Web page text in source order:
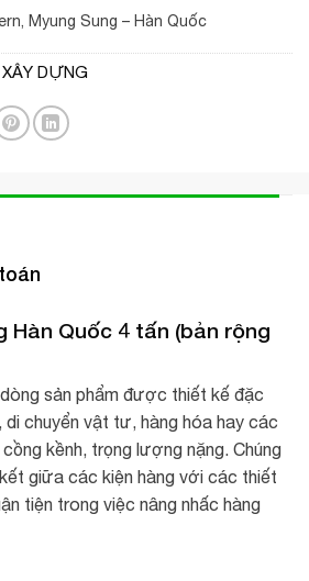
Myung Sung – Hàn Quốc
DỰNG
Hàn Quốc 4 tấn (bản rộng
sản phẩm được thiết kế đặc
di chuyển vật tư, hàng hóa hay các
kềnh, trọng lượng nặng. Chúng
giữa các kiện hàng với các thiết
tiện trong việc nâng nhấc hàng